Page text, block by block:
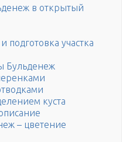
в открытый
подготовка участка
Бульденеж
куста
– цветение